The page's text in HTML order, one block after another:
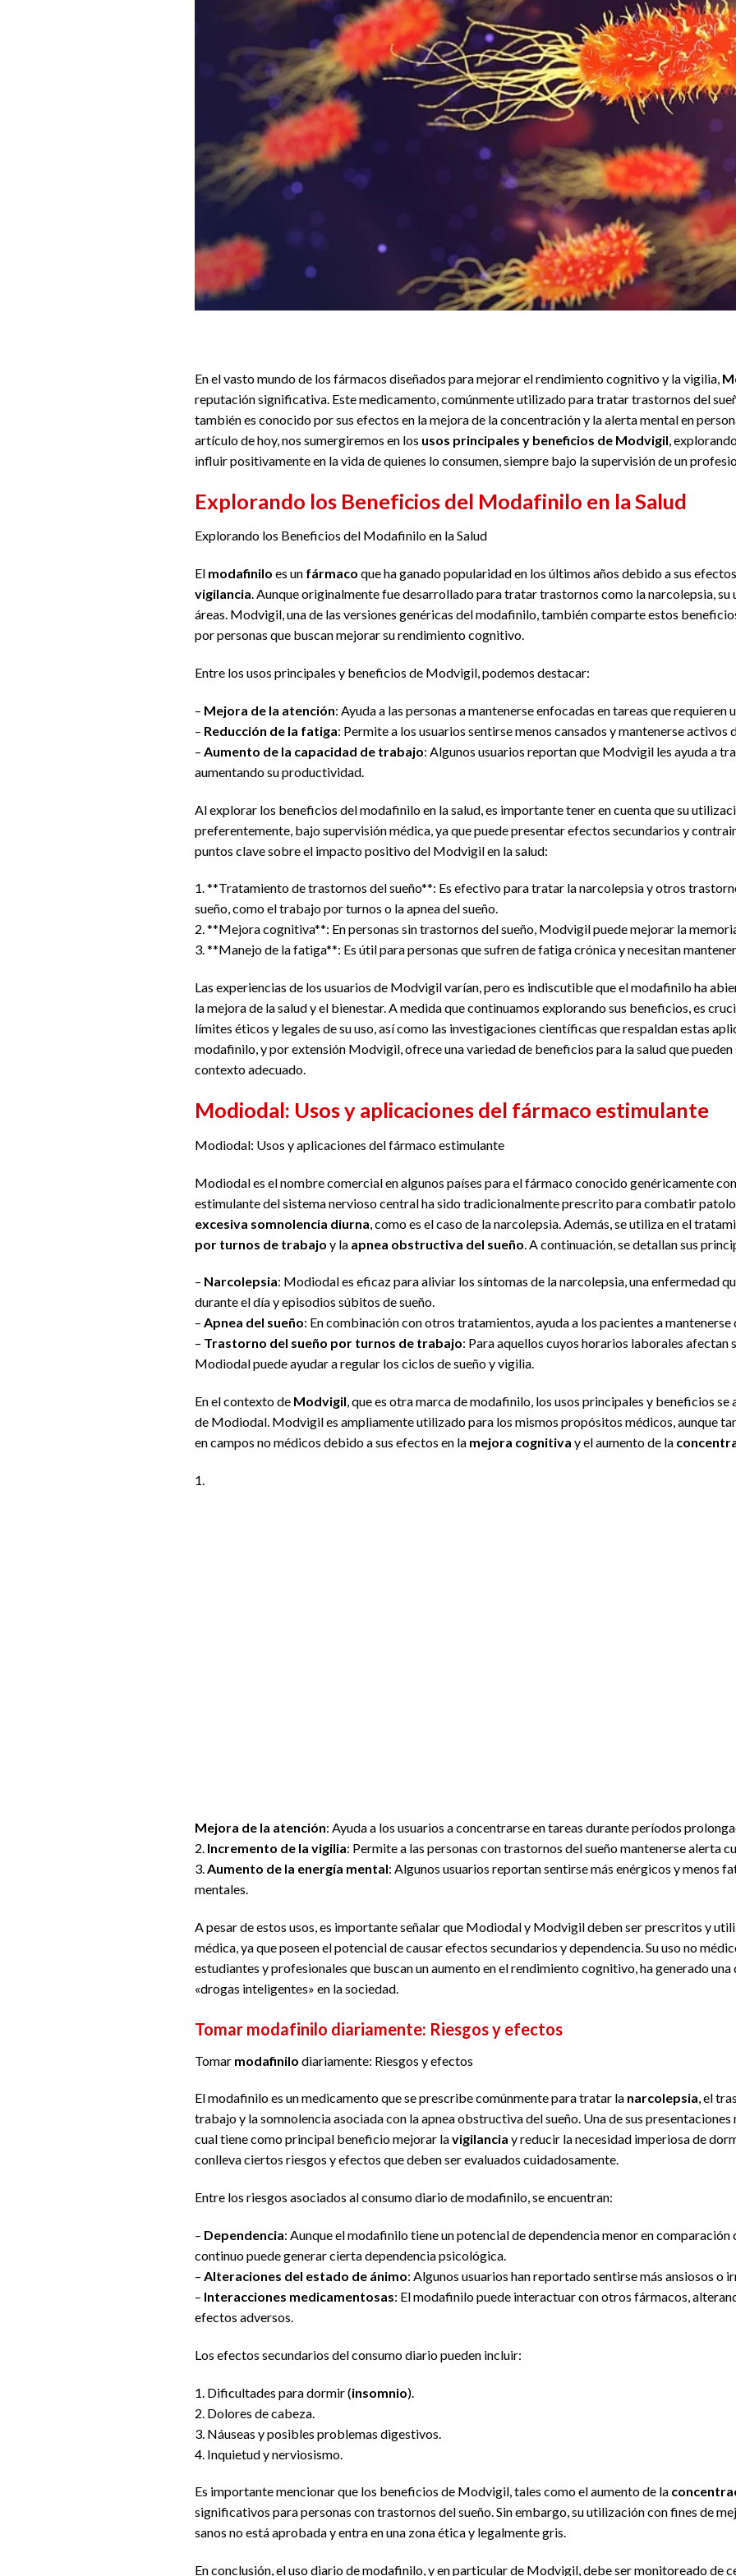
En el vasto mundo de los fármacos diseñados para mejorar el rendimiento cognitivo y la vigilia,
reputación significativa. Este medicamento, comúnmente utilizado para tratar trastornos del
también es conocido por sus efectos en la mejora de la concentración y la alerta mental en
artículo de hoy, nos sumergiremos en los usos principales y beneficios de Modvigil,
influir positivamente en la vida de quienes lo consumen, siempre bajo la supervisión de un
Explorando los Beneficios del Modafinilo en la Salud
Explorando los Beneficios del Modafinilo en la Salud
El modafinilo es un fármaco que ha ganado popularidad en los últimos años debido a sus
vigilancia. Aunque originalmente fue desarrollado para tratar trastornos como la narcolepsia, su
áreas. Modvigil, una de las versiones genéricas del modafinilo, también comparte estos
por personas que buscan mejorar su rendimiento cognitivo.
Entre los usos principales y beneficios de Modvigil, podemos destacar:
– Mejora de la atención: Ayuda a las personas a mantenerse enfocadas en tareas que
– Reducción de la fatiga: Permite a los usuarios sentirse menos cansados y mantenerse
– Aumento de la capacidad de trabajo: Algunos usuarios reportan que Modvigil les ayuda a
aumentando su productividad.
Al explorar los beneficios del modafinilo en la salud, es importante tener en cuenta que su
preferentemente, bajo supervisión médica, ya que puede presentar efectos secundarios y
puntos clave sobre el impacto positivo del Modvigil en la salud:
1. **Tratamiento de trastornos del sueño**: Es efectivo para tratar la narcolepsia y otros
sueño, como el trabajo por turnos o la apnea del sueño.
2. **Mejora cognitiva**: En personas sin trastornos del sueño, Modvigil puede mejorar la
3. **Manejo de la fatiga**: Es útil para personas que sufren de fatiga crónica y necesitan
Las experiencias de los usuarios de Modvigil varían, pero es indiscutible que el modafinilo ha
la mejora de la salud y el bienestar. A medida que continuamos explorando sus beneficios, es
límites éticos y legales de su uso, así como las investigaciones científicas que respaldan estas
modafinilo, y por extensión Modvigil, ofrece una variedad de beneficios para la salud que pueden
contexto adecuado.
Modiodal: Usos y aplicaciones del fármaco estimulante
Modiodal: Usos y aplicaciones del fármaco estimulante
Modiodal es el nombre comercial en algunos países para el fármaco conocido genéricamente
estimulante del sistema nervioso central ha sido tradicionalmente prescrito para combatir
excesiva somnolencia diurna , como es el caso de la narcolepsia. Además, se utiliza en el
por turnos de trabajo y la apnea obstructiva del sueño . A continuación, se detallan sus
– Narcolepsia: Modiodal es eficaz para aliviar los síntomas de la narcolepsia, una enfermedad
durante el día y episodios súbitos de sueño.
– Apnea del sueño: En combinación con otros tratamientos, ayuda a los pacientes a
– Trastorno del sueño por turnos de trabajo: Para aquellos cuyos horarios laborales afectan
Modiodal puede ayudar a regular los ciclos de sueño y vigilia.
En el contexto de Modvigil, que es otra marca de modafinilo, los usos principales y beneficios se
de Modiodal. Modvigil es ampliamente utilizado para los mismos propósitos médicos, aunque
en campos no médicos debido a sus efectos en la mejora cognitiva y el aumento de la
1.
Mejora de la atención: Ayuda a los usuarios a concentrarse en tareas durante períodos
2. Incremento de la vigilia: Permite a las personas con trastornos del sueño mantenerse alerta
3.Aumento de la energía mental: Algunos usuarios reportan sentirse más enérgicos y menos
mentales.
A pesar de estos usos, es importante señalar que Modiodal y Modvigil deben ser prescritos y
médica, ya que poseen el potencial de causar efectos secundarios y dependencia. Su uso no
estudiantes y profesionales que buscan un aumento en el rendimiento cognitivo, ha generado
«drogas inteligentes» en la sociedad.
Tomar modafinilo diariamente: Riesgos y efectos
Tomar modafinilo diariamente: Riesgos y efectos
El modafinilo es un medicamento que se prescribe comúnmente para tratar la narcolepsia, el
trabajo y la somnolencia asociada con la apnea obstructiva del sueño. Una de sus
cual tiene como principal beneficio mejorar lavigilancia y reducir la necesidad imperiosa de
conlleva ciertos riesgos y efectos que deben ser evaluados cuidadosamente.
Entre los riesgos asociados al consumo diario de modafinilo, se encuentran:
– Dependencia: Aunque el modafinilo tiene un potencial de dependencia menor en comparación
continuo puede generar cierta dependencia psicológica.
– Alteraciones del estado de ánimo: Algunos usuarios han reportado sentirse más ansiosos
– Interacciones medicamentosas: El modafinilo puede interactuar con otros fármacos,
efectos adversos.
Los efectos secundarios del consumo diario pueden incluir:
1. Dificultades para dormir (insomnio).
2. Dolores de cabeza.
3. Náuseas y posibles problemas digestivos.
4. Inquietud y nerviosismo.
Es importante mencionar que los beneficios de Modvigil, tales como el aumento de la
significativos para personas con trastornos del sueño. Sin embargo, su utilización con fines de
sanos no está aprobada y entra en una zona ética y legalmente gris.
En conclusión, el uso diario de modafinilo, y en particular de Modvigil, debe ser monitoreado de